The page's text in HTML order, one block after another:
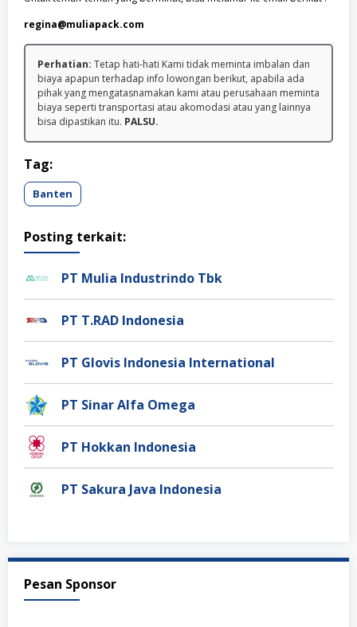
regina@muliapack.com
Perhatian: Tetap hati-hati Kami tidak meminta imbalan dan
biaya apapun terhadap info lowongan berikut, apabila ada
pihak yang mengatasnamakan kami atau perusahaan meminta
biaya seperti transportasi atau akomodasi atau yang lainnya
bisa dipastikan itu. PALSU.
Tag:
Banten
Posting terkait:
PT Mulia Industrindo Tbk
PT T.RAD Indonesia
PT Glovis Indonesia International
PT Sinar Alfa Omega
PT Hokkan Indonesia
PT Sakura Java Indonesia
Pesan Sponsor